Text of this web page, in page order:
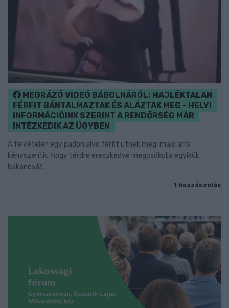
MEGRÁZÓ VIDEÓ BÁBOLNÁRÓL: HAJLÉKTALAN
FÉRFIT BÁNTALMAZTAK ÉS ALÁZTAK MEG - HELYI
INFORMÁCIÓINK SZERINT A RENDŐRSÉG MÁR
INTÉZKEDIK AZ ÜGYBEN
A felvételen egy padon alvó férfit ütnek meg, majd arra
kényszerítik, hogy térdre ereszkedve megcsókolja egyikük
bakancsát.
1 hozzászólás